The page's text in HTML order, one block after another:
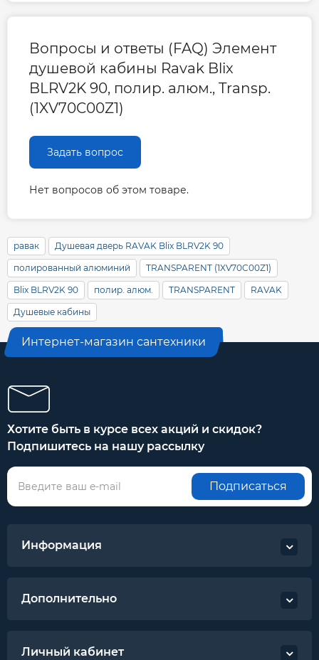
Вопросы и ответы (FAQ) Элемент
душевой кабины Ravak Blix
BLRV2K 90, полир. алюм., Transp.
(1XV70C00Z1)
Задать вопрос
Нет вопросов об этом товаре.
равак Душевая дверь RAVAK Blix BLRV2K 90
полированный алюминий TRANSPARENT (1XV70C00Z1)
Blix BLRV2K 90 полир. алюм. TRANSPARENT RAVAK
Душевые кабины
Интернет-магазин сантехники
Хотите быть в курсе всех акций и скидок?
Подпишитесь на нашу рассылку
Подписаться
Информация
Дополнительно
Личный кабинет